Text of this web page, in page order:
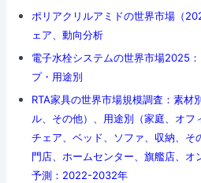
ポリアクリルアミドの世界市場（
ェア、動向分析
電子水栓システムの世界市場2025
プ・用途別
RTA家具の世界市場規模調査：素材
ル、その他）、用途別（家庭、オフ
チェア、ベッド、ソファ、収納、そ
門店、ホームセンター、旗艦店、オ
予測：2022-2032年